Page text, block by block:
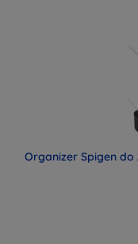
Organizer Spigen do